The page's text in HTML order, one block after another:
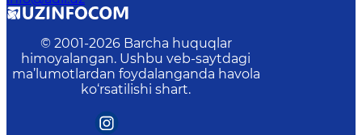
© 2001-2026 Barcha huquqlar
himoyalangan. Ushbu veb-saytdagi
ma’lumotlardan foydalanganda havola
ko‘rsatilishi shart.